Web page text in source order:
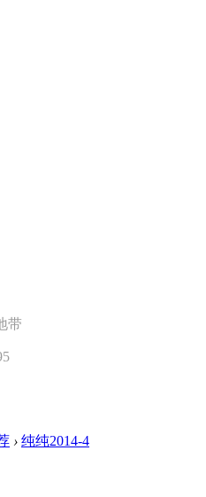
带
› 纯纯2014-4